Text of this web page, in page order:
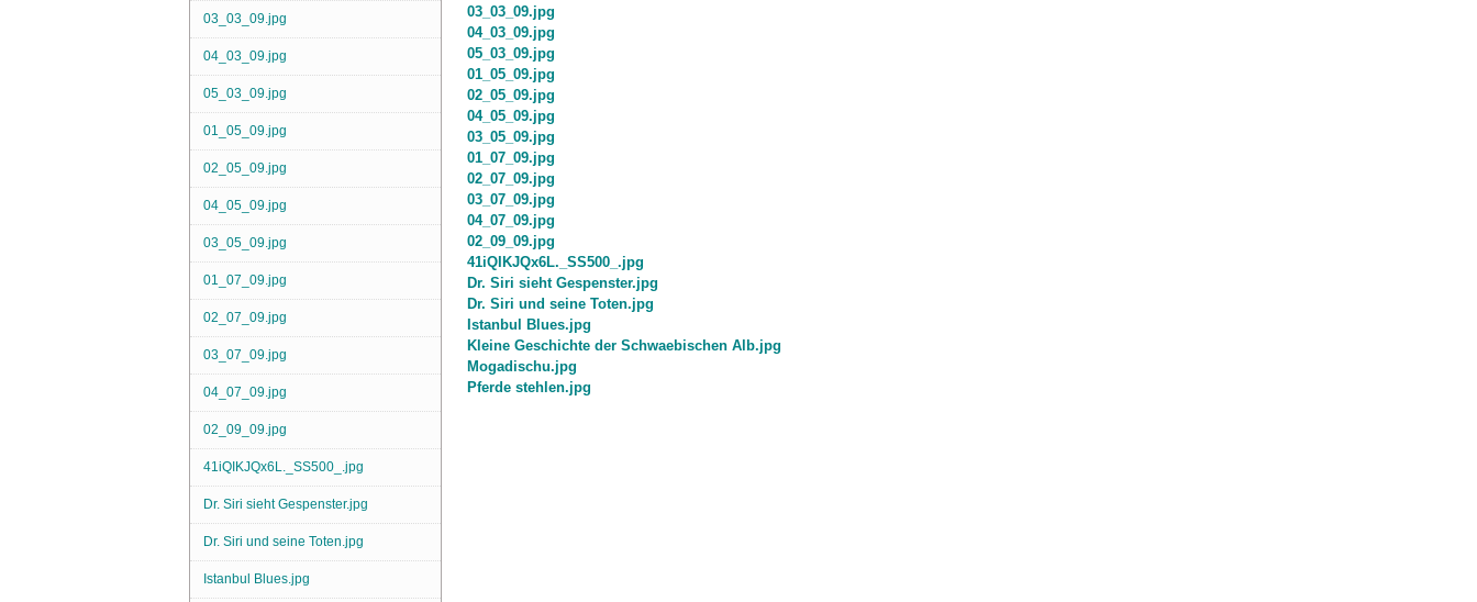
03_03_09.jpg
04_03_09.jpg
05_03_09.jpg
01_05_09.jpg
02_05_09.jpg
04_05_09.jpg
03_05_09.jpg
01_07_09.jpg
02_07_09.jpg
03_07_09.jpg
04_07_09.jpg
02_09_09.jpg
41iQIKJQx6L._SS500_.jpg
Dr. Siri sieht Gespenster.jpg
Dr. Siri und seine Toten.jpg
Istanbul Blues.jpg
Kleine Geschichte der Schwaebischen Alb.jpg
Mogadischu.jpg
Pferde stehlen.jpg
03_03_09.jpg
04_03_09.jpg
05_03_09.jpg
01_05_09.jpg
02_05_09.jpg
04_05_09.jpg
03_05_09.jpg
01_07_09.jpg
02_07_09.jpg
03_07_09.jpg
04_07_09.jpg
02_09_09.jpg
41iQIKJQx6L._SS500_.jpg
Dr. Siri sieht Gespenster.jpg
Dr. Siri und seine Toten.jpg
Istanbul Blues.jpg